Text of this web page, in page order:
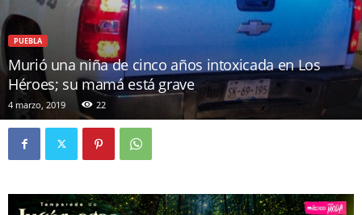
PUEBLA
Murió una niña de cinco años intoxicada en Los
Héroes; su mamá está grave
4 marzo, 2019 22